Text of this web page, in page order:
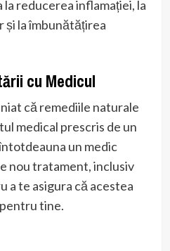
reducerea inflamației, la
și la îmbunătățirea
cu Medicul
că remediile naturale
medical prescris de un
un medic
nou tratament, inclusiv
a te asigura că acestea
tine.